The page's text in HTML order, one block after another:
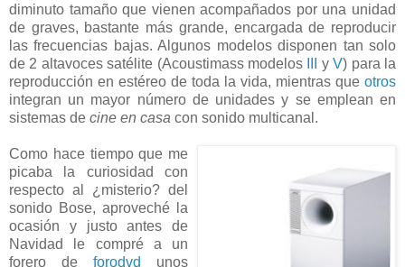
diminuto tamaño que vienen acompañados por una unidad
de graves, bastante más grande, encargada de reproducir
las frecuencias bajas. Algunos modelos disponen tan solo
de 2 altavoces satélite (Acoustimass modelos
yV) para la
reproducción en estéreo de toda la vida, mientras que otros
integran un mayor número de unidades y se emplean en
sistemas de cine en casa con sonido multicanal.
Como hace tiempo que me
picaba la curiosidad con
respecto al ¿misterio? del
sonido Bose, aproveché la
ocasión y justo antes de
Navidad le compré a un
forero de forodvd
unos